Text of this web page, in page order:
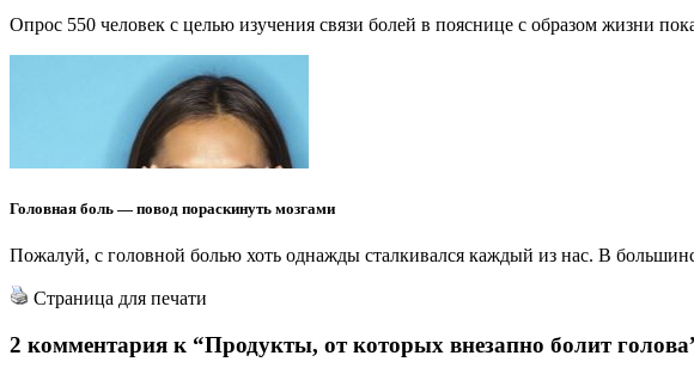
Опрос 550 человек с целью изучения связи болей в пояснице с образом жизни
Головная боль — повод пораскинуть мозгами
Пожалуй, с головной болью хоть однажды сталкивался каждый из нас. В
Страница для печати
2 комментария к “Продукты, от которых внезапно болит